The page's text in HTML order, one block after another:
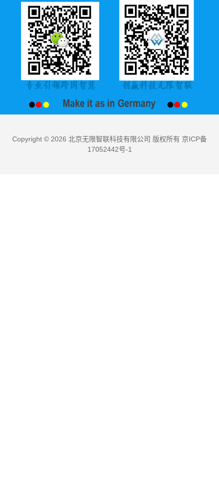
Copyright © 2026 北京无限智联科技有限公司 版权所有 京ICP备
17052442号-1